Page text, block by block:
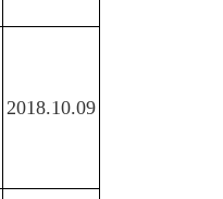
2018.10.09